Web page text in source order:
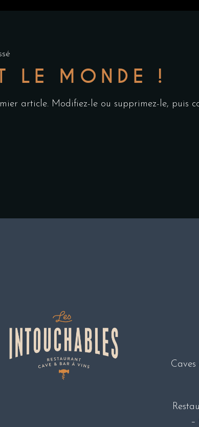
LE MONDE !
article. Modifiez-le ou supprimez-le, puis
–